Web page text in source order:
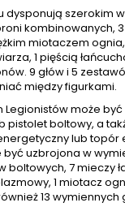
dysponują szerokim
kombinowanych,
miotaczem ognia,
1 pięścią
9 głów i 5
między figurkami.
Legionistów może
pistolet boltowy, a
lub topór
być uzbrojona w
boltowych, 7 mieczy
1 miotacz
13 wymiennych